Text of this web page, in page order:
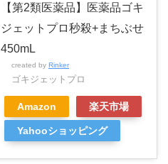
【第2類医薬品】医薬品ゴキ
ジェットプロ秒殺+まちぶせ
450mL
created by Rinker
ゴキジェットプロ
Amazon 楽天市場
Yahooショッピング